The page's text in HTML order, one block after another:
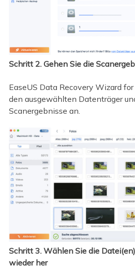
Schritt 2. Gehen Sie die
EaseUS Data Recovery Wizard
den ausgewählten Datenträger
Scanergebnisse an.
Schritt 3. Wählen Sie die
wieder her